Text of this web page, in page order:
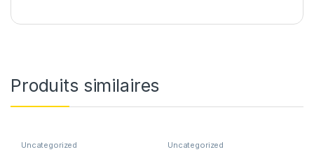
Produits similaires
Uncategorized Uncategorized